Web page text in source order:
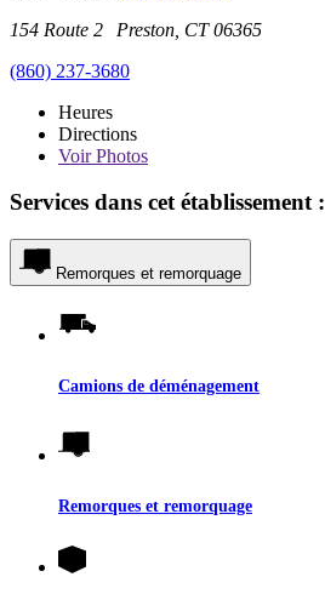
154 Route 2 Preston, CT 06365
(860) 237-3680
Heures
Directions
VoirPhotos
Services dans cet établissement :
Remorques et remorquage
Camions de déménagement
Remorques et remorquage